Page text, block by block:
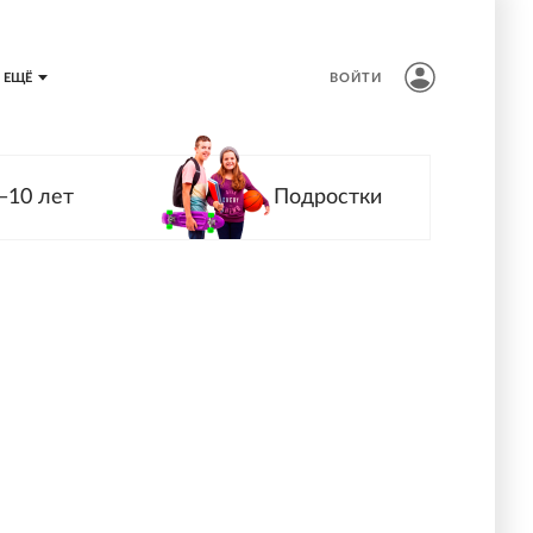
ЕЩЁ ВОЙТИ
лет Подростки